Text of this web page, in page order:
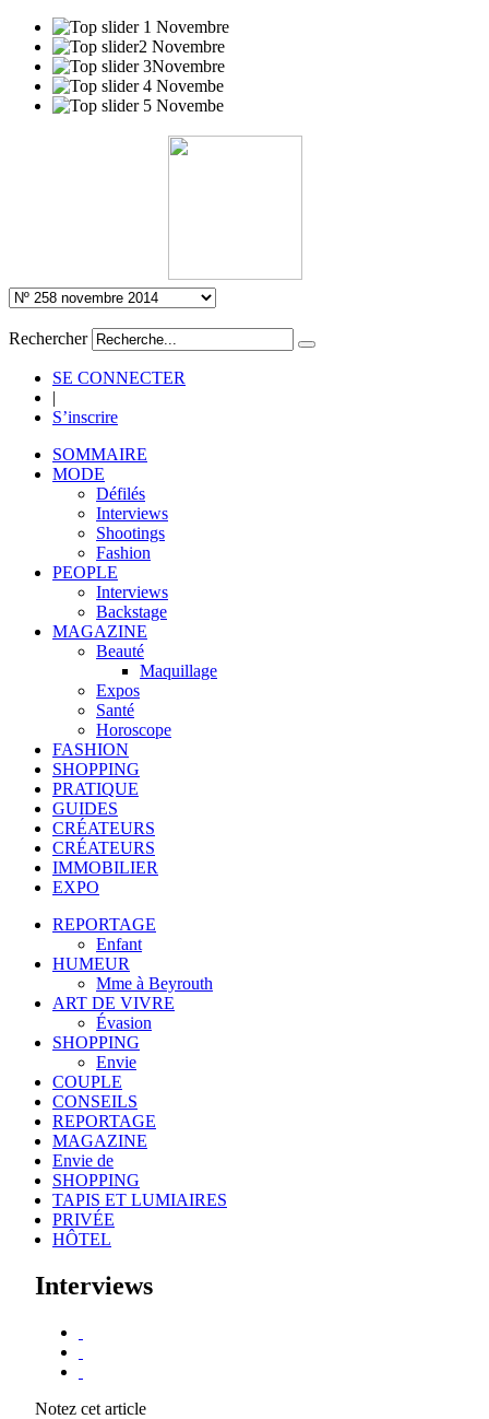
Rechercher
SE CONNECTER
|
S’inscrire
SOMMAIRE
MODE
Défilés
Interviews
Shootings
Fashion
PEOPLE
Interviews
Backstage
MAGAZINE
Beauté
Maquillage
Expos
Santé
Horoscope
FASHION
SHOPPING
PRATIQUE
GUIDES
CRÉATEURS
CRÉATEURS
IMMOBILIER
EXPO
REPORTAGE
Enfant
HUMEUR
Mme à Beyrouth
ART DE VIVRE
Évasion
SHOPPING
Envie
COUPLE
CONSEILS
REPORTAGE
MAGAZINE
Envie de
SHOPPING
TAPIS ET LUMIAIRES
PRIVÉE
HÔTEL
Interviews
Notez cet article